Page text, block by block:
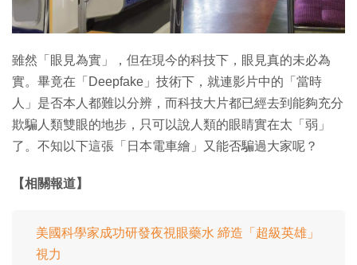
雖然「眼見為實」，但在現今的科技下，眼見真的未必為
實。畢竟在「Deepfake」技術下，就連影片中的「當時
人」是否本人都難以分辨，而科技大片都已經去到能夠充分
欺騙人類雙眼的地步，只可以說人類的眼睛實在太「弱」
了。不知以下這張「日本電車繪」又能否騙過大家呢？
【相關報道】
美國科學家成功研發夜視眼藥水 締造「超級英雄」
視力